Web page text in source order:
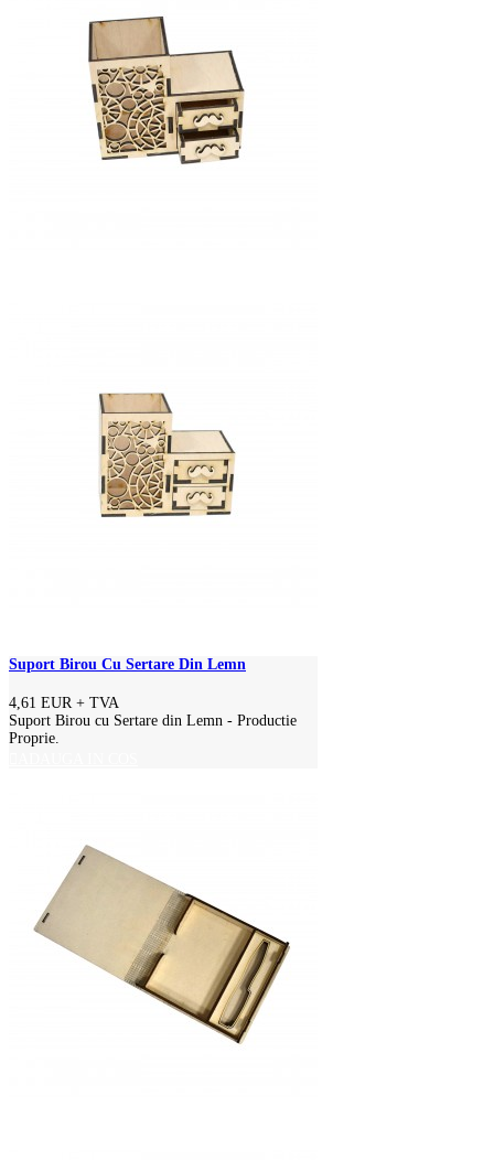
Suport Birou Cu Sertare Din Lemn
4,61 EUR + TVA
Suport Birou cu Sertare din Lemn - Productie
Proprie.